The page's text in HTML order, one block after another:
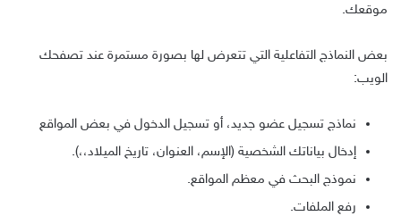
موقعك.
بعض النماذج التفاعلية التي تتعرض لها بصورة مستمرة عند تصفحك
الويب:
نماذج تسجيل عضو جديد، أو تسجيل الدخول في بعض المواقع
إدخال بياناتك الشخصية (الإسم، العنوان، تاريخ الميلاد،،).
نموذج البحث في معظم المواقع.
رفع الملفات.